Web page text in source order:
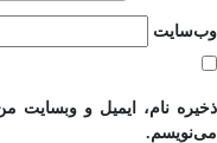
وب‌سایت
ذخیره نام، ایمیل و وبسایت
می‌نویسم.